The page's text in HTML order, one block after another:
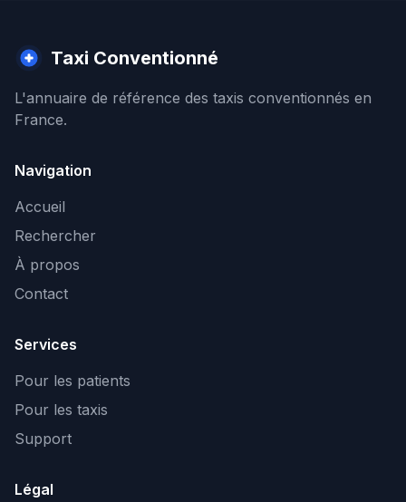
Taxi Conventionné
L'annuaire de référence des taxis conventionnés en
France.
Navigation
Accueil
Rechercher
À propos
Contact
Services
Pour les patients
Pour les taxis
Support
Légal